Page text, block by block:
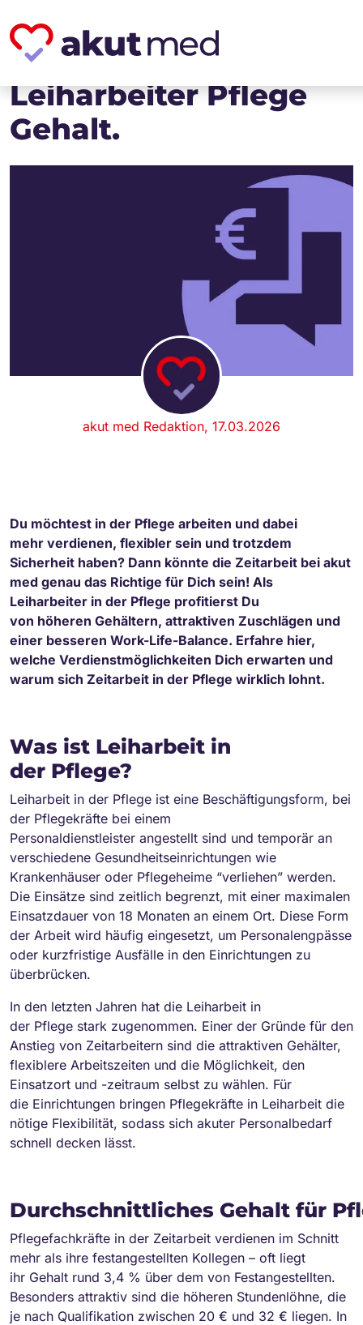
Leiharbeiter Pflege
Gehalt.
akut med Redaktion, 17.03.2026
Du möchtest in der Pflege arbeiten und dabei
mehr verdienen, flexibler sein und trotzdem
Sicherheit haben? Dann könnte die Zeitarbeit bei akut
med genau das Richtige für Dich sein! Als
Leiharbeiter in der Pflege profitierst Du
von höheren Gehältern, attraktiven Zuschlägen und
einer besseren Work-Life-Balance. Erfahre hier,
welche Verdienstmöglichkeiten Dich erwarten und
warum sich Zeitarbeit in der Pflege wirklich lohnt.
Was ist Leiharbeit in
der Pflege?
Leiharbeit in der Pflege ist eine Beschäftigungsform, bei
der Pflegekräfte bei einem
Personaldienstleister angestellt sind und temporär an
verschiedene Gesundheitseinrichtungen wie
Krankenhäuser oder Pflegeheime “verliehen” werden.
Die Einsätze sind zeitlich begrenzt, mit einer maximalen
Einsatzdauer von 18 Monaten an einem Ort. Diese Form
der Arbeit wird häufig eingesetzt, um Personalengpässe
oder kurzfristige Ausfälle in den Einrichtungen zu
überbrücken.
In den letzten Jahren hat die Leiharbeit in
der Pflege stark zugenommen. Einer der Gründe für den
Anstieg von Zeitarbeitern sind die attraktiven Gehälter,
flexiblere Arbeitszeiten und die Möglichkeit, den
Einsatzort und -zeitraum selbst zu wählen. Für
die Einrichtungen bringen Pflegekräfte in Leiharbeit die
nötige Flexibilität, sodass sich akuter Personalbedarf
schnell decken lässt.
Durchschnittliches Gehalt für
Pflegefachkräfte in der Zeitarbeit verdienen im Schnitt
mehr als ihre festangestellten Kollegen – oft liegt
ihr Gehalt rund 3,4 % über dem von Festangestellten.
Besonders attraktiv sind die höheren Stundenlöhne, die
je nach Qualifikation zwischen 20 € und 32 € liegen. In